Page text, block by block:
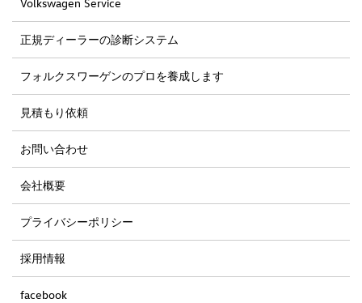
正規ディーラーの診断システム
フォルクスワーゲンのプロを養成します
見積もり依頼
お問い合わせ
会社概要
プライバシーポリシー
採用情報
facebook